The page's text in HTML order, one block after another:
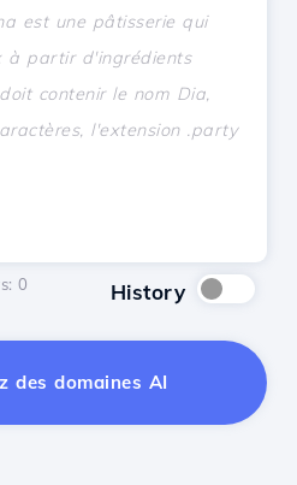
0 History
des domaines AI